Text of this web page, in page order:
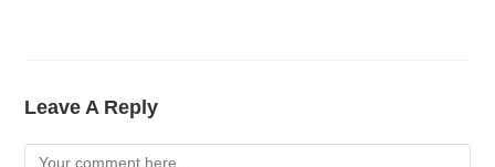
Leave A Reply
Comment